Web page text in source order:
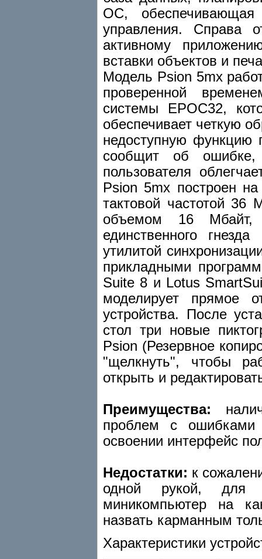
ОС,
управления. Справа
активному
вставки объектов и
Модель Psion 5mx
проверенной
системы EPOC32,
обеспечивает четкую
недоступную функцию
сообщит об
пользователя
Psion 5mx построен
тактовой частотой
объемом 16
единственного
утилитой
прикладными
Suite 8 и Lotus
моделирует прямое
устройства. После
стол три новые
Psion (Резервное
"щелкнуть", чтобы
открыть и
Преимущества:
проблем с ошибками
освоении интерфейс
Недостатки: к
одной рукой, для
миникомпьютер на
назвать карманным
Характеристики